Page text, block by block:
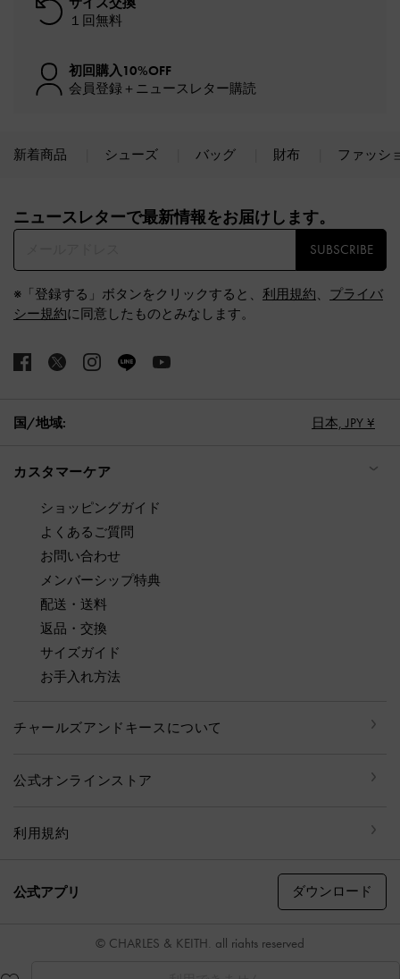
１回無料
初回購入10%OFF
会員登録＋ニュースレター購読
新着商品 シューズ バッグ 財布 ファッシ
ニュースレターで最新情報をお届けします。​
SUBSCRIBE
※「登録する」ボタンをクリックすると、 利用規約、 プライバ
シー規約に同意したものとみなします。
国/地域: 日本, JPY ¥
カスタマーケア
ショッピングガイド
よくあるご質問
お問い合わせ
メンバーシップ特典
配送・送料
返品・交換
サイズガイド
お手入れ方法
チャールズアンドキースについて
公式オンラインストア
利用規約
公式アプリ ダウンロード
© CHARLES & KEITH, all rights reserved